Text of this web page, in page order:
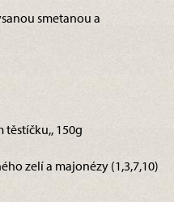
smetanou a
těstíčku,, 150g
zelí a majonézy (1,3,7,10)